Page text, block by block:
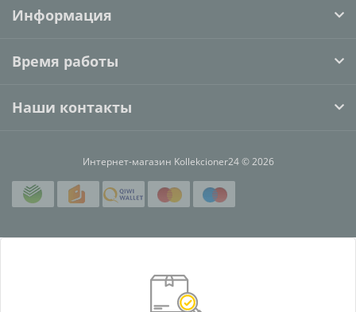
Информация
Время работы
Наши контакты
Интернет-магазин Kollekcioner24 © 2026